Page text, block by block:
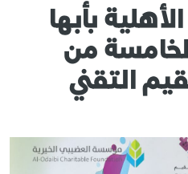
بأبها
من
التقني